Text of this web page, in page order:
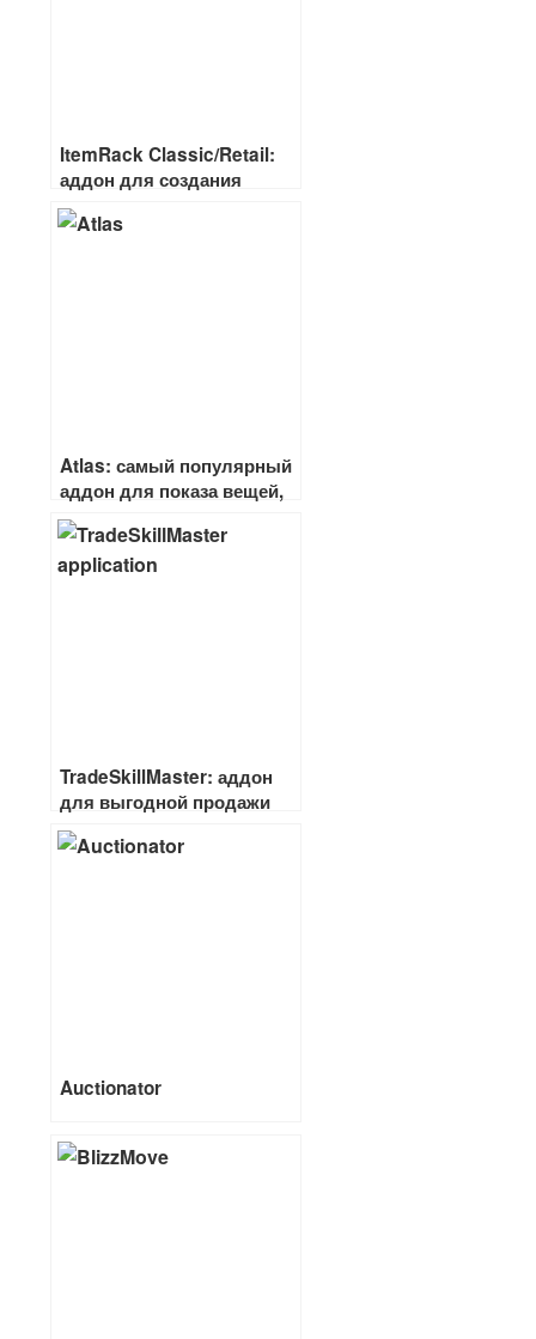
ItemRack Classic/Retail:
аддон для создания
комплектов вещей
Atlas: самый популярный
аддон для показа вещей,
места нахождения и
прочее
TradeSkillMaster: аддон
для выгодной продажи
вещей на аукционе
Auctionator